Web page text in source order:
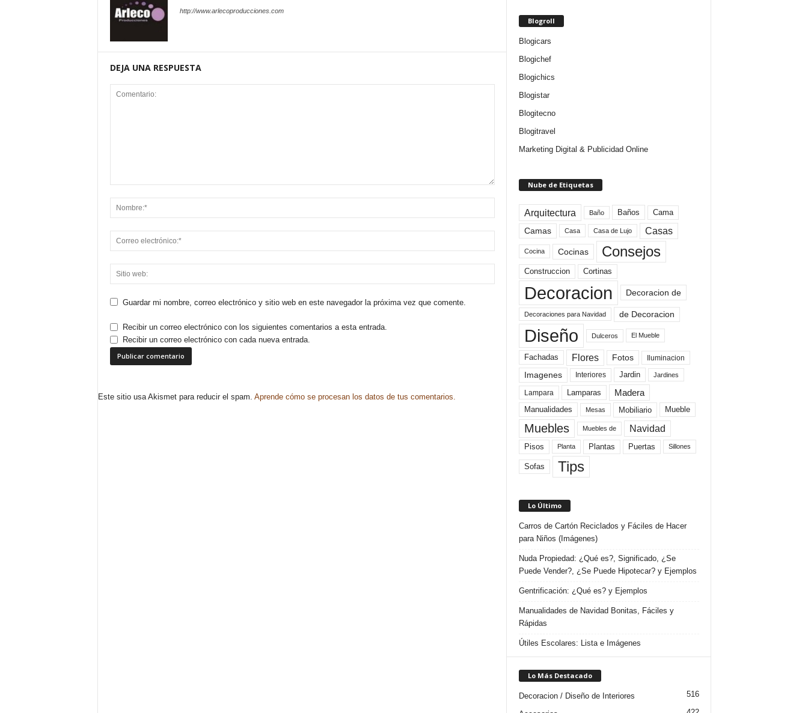
http://www.arlecoproducciones.com
DEJA UNA RESPUESTA
Guardar mi nombre, correo electrónico y sitio web en este navegador la próxima vez que comente.
Recibir un correo electrónico con los siguientes comentarios a esta entrada.
Recibir un correo electrónico con cada nueva entrada.
Este sitio usa Akismet para reducir el spam. Aprende cómo se procesan los datos de tus comentarios.
Blogroll
Blogicars
Blogichef
Blogichics
Blogistar
Blogitecno
Blogitravel
Marketing Digital & Publicidad Online
Nube de Etiquetas
Arquitectura Baño Baños Cama
Camas Casa Casa de Lujo Casas
Cocina Cocinas Consejos
Construccion Cortinas
Decoracion Decoracion de
Decoraciones para Navidad de Decoracion
Diseño Dulceros El Mueble
Fachadas Flores Fotos Iluminacion
Imagenes Interiores Jardin Jardines
Lampara Lamparas Madera
Manualidades Mesas Mobiliario Mueble
Muebles Muebles de Navidad
Pisos Planta Plantas Puertas Sillones
Sofas Tips
Lo Último
Carros de Cartón Reciclados y Fáciles de Hacer
para Niños (Imágenes)
Nuda Propiedad: ¿Qué es?, Significado, ¿Se
Puede Vender?, ¿Se Puede Hipotecar? y Ejemplos
Gentrificación: ¿Qué es? y Ejemplos
Manualidades de Navidad Bonitas, Fáciles y
Rápidas
Útiles Escolares: Lista e Imágenes
Lo Más Destacado
Decoracion / Diseño de Interiores 516